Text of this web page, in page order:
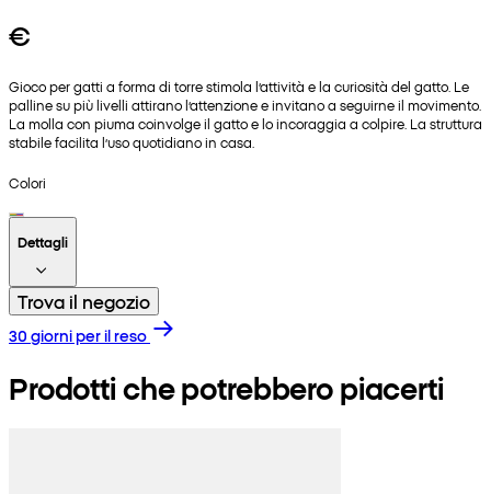
€
Gioco per gatti a forma di torre stimola l’attività e la curiosità del gatto. Le
palline su più livelli attirano l’attenzione e invitano a seguirne il movimento.
La molla con piuma coinvolge il gatto e lo incoraggia a colpire. La struttura
stabile facilita l’uso quotidiano in casa.
Colori
Dettagli
Trova il negozio
30 giorni per il reso
Prodotti che potrebbero piacerti